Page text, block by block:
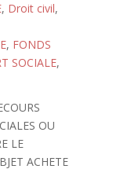
, Droit civil,
, FONDS
SOCIALE,
OU
LE
ACHETE